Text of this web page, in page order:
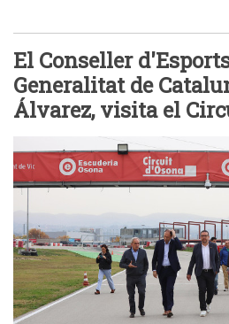
El Conseller
Generalitat de
Álvarez, visita el